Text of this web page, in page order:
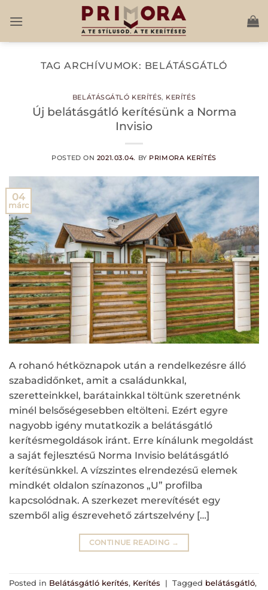
TAG ARCHÍVUMOK: BELÁTÁSGÁTLÓ
BELÁTÁSGÁTLÓ KERÍTÉS, KERÍTÉS
Új belátásgátló kerítésünk a Norma
Invisio
POSTED ON 2021.03.04. BY PRIMORA KERÍTÉS
04
márc
A rohanó hétköznapok után a rendelkezésre álló
szabadidőnket, amit a családunkkal,
szeretteinkkel, barátainkkal töltünk szeretnénk
minél belsőségesebben eltölteni. Ezért egyre
nagyobb igény mutatkozik a belátásgátló
kerítésmegoldások iránt. Erre kínálunk megoldást
a saját fejlesztésű Norma Invisio belátásgátló
kerítésünkkel. A vízszintes elrendezésű elemek
mindkét oldalon színazonos „U” profilba
kapcsolódnak. A szerkezet merevítését egy
szemből alig észrevehető zártszelvény […]
CONTINUE READING →
Posted in Belátásgátló kerítés, Kerítés | Tagged belátásgátló,